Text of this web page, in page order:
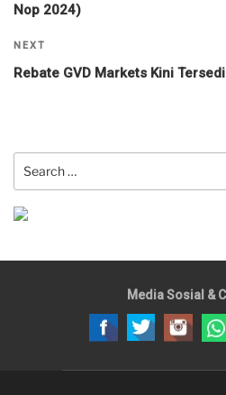
Nop 2024)
Next
Post
NEXT
Rebate GVD Markets Kini
for:
Media Sosial &